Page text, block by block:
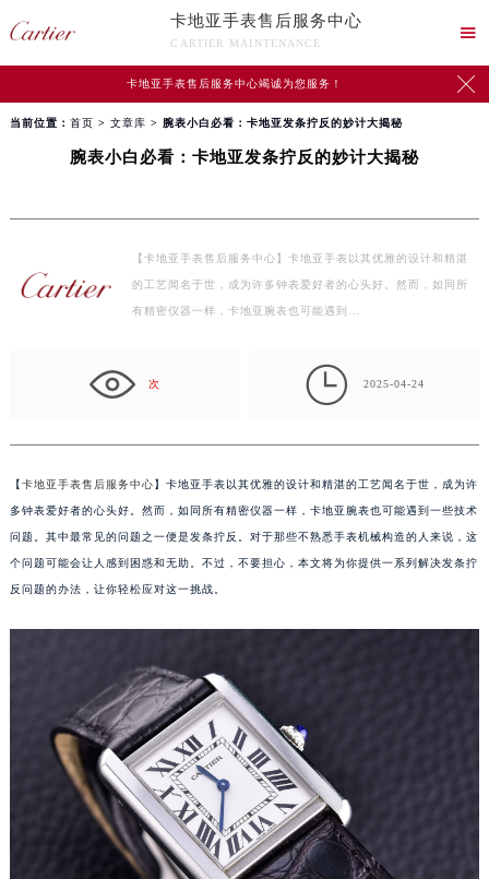
卡地亚手表售后服务中心
CARTIER MAINTENANCE

卡地亚手表售后服务中心竭诚为您服务！ 
当前位置： 首页 > 文章库 > 腕表小白必看：卡地亚发条拧反的妙计大揭秘
腕表小白必看：卡地亚发条拧反的妙计大揭秘
【卡地亚手表售后服务中心】卡地亚手表以其优雅的设计和精湛
的工艺闻名于世，成为许多钟表爱好者的心头好。然而，如同所
有精密仪器一样，卡地亚腕表也可能遇到…
次  2025-04-24
【卡地亚手表售后服务中心】卡地亚手表以其优雅的设计和精湛的工艺闻名于世，成为许
多钟表爱好者的心头好。然而，如同所有精密仪器一样，卡地亚腕表也可能遇到一些技术
问题。其中最常见的问题之一便是发条拧反。对于那些不熟悉手表机械构造的人来说，这
个问题可能会让人感到困惑和无助。不过，不要担心，本文将为你提供一系列解决发条拧
反问题的办法，让你轻松应对这一挑战。